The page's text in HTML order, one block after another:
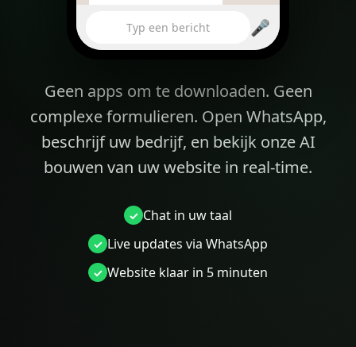
Typ een bericht 🎤
Geen apps om te downloaden. Geen
complexe formulieren. Open WhatsApp,
beschrijf uw bedrijf, en bekijk onze AI
bouwen van uw website in real-time.
Chat in uw taal
Live updates via WhatsApp
Website klaar in 5 minuten